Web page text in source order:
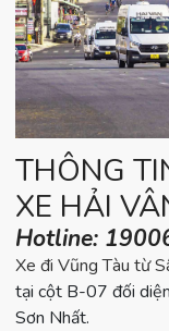
THÔNG
XE HẢI
Hotline:
Xe đi Vũng Tàu từ
tại cột B-07 đối
Sơn Nhất.